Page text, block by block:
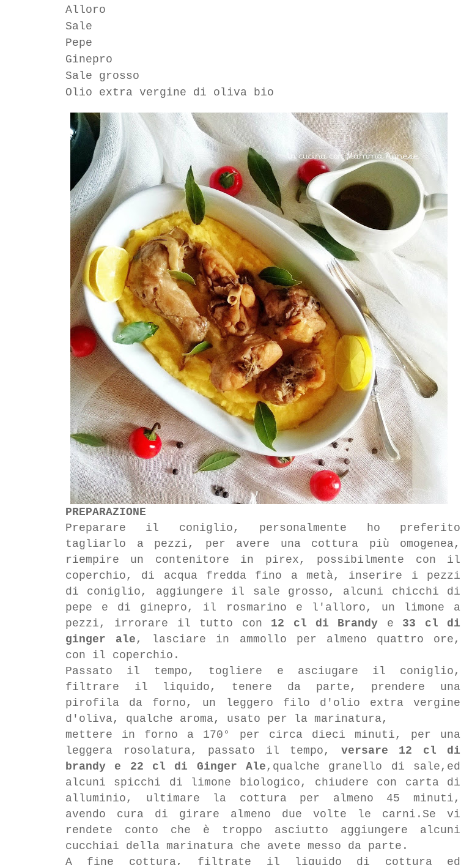
Alloro
Sale
Pepe
Ginepro
Sale grosso
Olio extra vergine di oliva bio
PREPARAZIONE
Preparare il coniglio, personalmente ho preferito
tagliarlo a pezzi, per avere una cottura più omogenea,
riempire un contenitore in pirex, possibilmente con il
coperchio, di acqua fredda fino a metà, inserire i pezzi
di coniglio, aggiungere il sale grosso, alcuni chicchi di
pepe e di ginepro, il rosmarino e l'alloro, un limone a
pezzi, irrorare il tutto con 12 cl di Brandy e 33 cl di
ginger ale , lasciare in ammollo per almeno quattro ore,
con il coperchio.
Passato il tempo, togliere e asciugare il coniglio,
filtrare il liquido, tenere da parte, prendere una
pirofila da forno, un leggero filo d'olio extra vergine
d'oliva, qualche aroma, usato per la marinatura,
mettere in forno a 170° per circa dieci minuti, per una
leggera rosolatura, passato il tempo, versare 12 cl di
brandy e 22 cl di Ginger Ale ,qualche granello di sale,ed
alcuni spicchi di limone biologico, chiudere con carta di
alluminio, ultimare la cottura per almeno 45 minuti,
avendo cura di girare almeno due volte le carni.Se vi
rendete conto che è troppo asciutto aggiungere alcuni
cucchiai della marinatura che avete messo da parte.
A fine cottura, filtrate il liquido di cottura ed